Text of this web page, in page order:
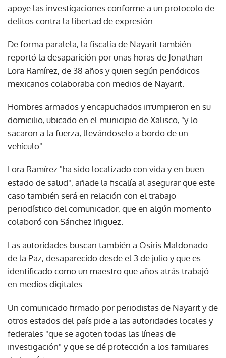
apoye las investigaciones conforme a un protocolo de
delitos contra la libertad de expresión
De forma paralela, la fiscalía de Nayarit también
reportó la desaparición por unas horas de Jonathan
Lora Ramírez, de 38 años y quien según periódicos
mexicanos colaboraba con medios de Nayarit.
Hombres armados y encapuchados irrumpieron en su
domicilio, ubicado en el municipio de Xalisco, "y lo
sacaron a la fuerza, llevándoselo a bordo de un
vehículo".
Lora Ramírez "ha sido localizado con vida y en buen
estado de salud", añade la fiscalía al asegurar que este
caso también será en relación con el trabajo
periodístico del comunicador, que en algún momento
colaboró con Sánchez Iñiguez.
Las autoridades buscan también a Osiris Maldonado
de la Paz, desaparecido desde el 3 de julio y que es
identificado como un maestro que años atrás trabajó
en medios digitales.
Un comunicado firmado por periodistas de Nayarit y de
otros estados del país pide a las autoridades locales y
federales "que se agoten todas las líneas de
investigación" y que se dé protección a los familiares